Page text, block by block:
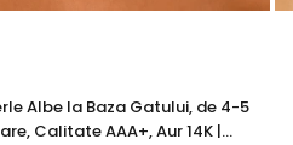
Albe la Baza Gatului, de 4-5
Calitate AAA+, Aur 14K |